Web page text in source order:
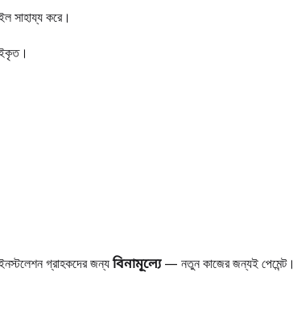
সাহায্য করে।
গ্রাহকদের জন্যবিনামূল্যে— নতুন কাজের জন্যই পেমেন্ট।